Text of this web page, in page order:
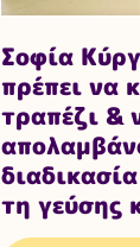
Σοφία
πρέπει να
τραπέζι &
τη γεύσης